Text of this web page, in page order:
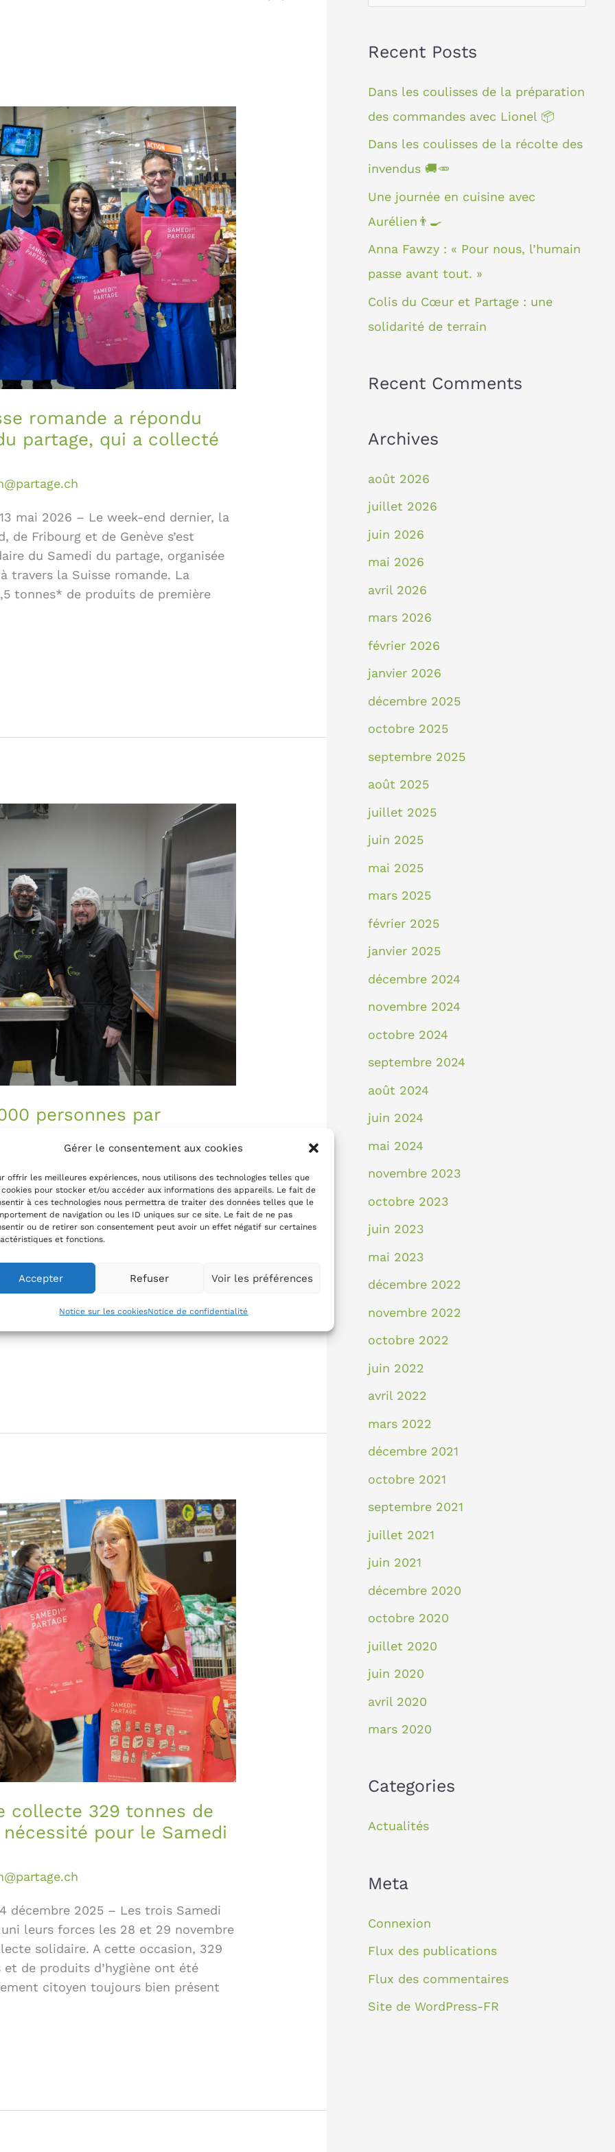
Gérer le consentement aux cookies
offrir les meilleures expériences, nous utilisons des technologies telles que
cookies pour stocker et/ou accéder aux informations des appareils. Le fait de
à ces technologies nous permettra de traiter des données telles que le
de navigation ou les ID uniques sur ce site. Le fait de ne pas
ou de retirer son consentement peut avoir un effet négatif sur certaines
et fonctions.
Accepter Refuser Voir les préférences
Notice sur les cookiesNotice de confidentialité
romande a répondu
partage, qui a collecté
mai 2026 – Le week-end dernier, la
de Fribourg et de Genève s’est
du Samedi du partage, organisée
travers la Suisse romande. La
tonnes* de produits de première
personnes par
à l’aide alimentaire en
alimentaire continue de
plus de 17’000 personnes par
alimentaire à Genève, contre
hausse de plus de 10%. Cette
croissantes rencontrées par de
collecte 329 tonnes de
pour le Samedi
décembre 2025 – Les trois Samedi
leurs forces les 28 et 29 novembre
solidaire. A cette occasion, 329
de produits d’hygiène ont été
citoyen toujours bien présent
e
r
c
h
e
r
Recent Posts
Dans les coulisses de la préparation
des commandes avec Lionel 📦
Dans les coulisses de la récolte des
invendus 🚚🥕
Une journée en cuisine avec
Aurélien👨‍🍳
Anna Fawzy : « Pour nous, l’humain
passe avant tout. »
Colis du Cœur et Partage : une
solidarité de terrain
Recent Comments
Archives
août 2026
juillet 2026
juin 2026
mai 2026
avril 2026
mars 2026
février 2026
janvier 2026
décembre 2025
octobre 2025
septembre 2025
août 2025
juillet 2025
juin 2025
mai 2025
mars 2025
février 2025
janvier 2025
décembre 2024
novembre 2024
octobre 2024
septembre 2024
août 2024
juin 2024
mai 2024
novembre 2023
octobre 2023
juin 2023
mai 2023
décembre 2022
novembre 2022
octobre 2022
juin 2022
avril 2022
mars 2022
décembre 2021
octobre 2021
septembre 2021
juillet 2021
juin 2021
décembre 2020
octobre 2020
juillet 2020
juin 2020
avril 2020
mars 2020
Categories
Actualités
Meta
Connexion
Flux des publications
Flux des commentaires
Site de WordPress-FR